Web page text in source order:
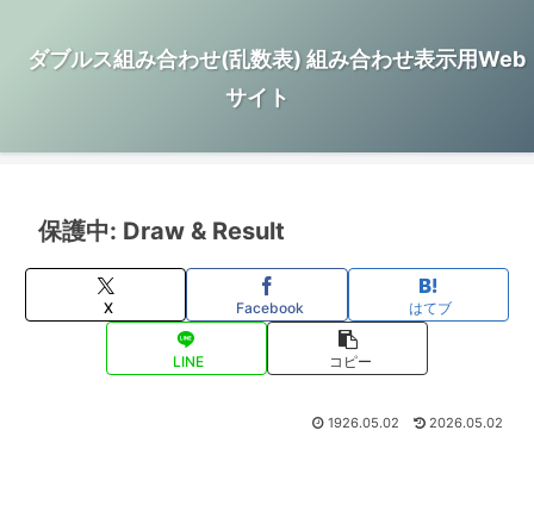
ダブルス組み合わせ(乱数表) 組み合わせ表示用Web
サイト
保護中: Draw & Result
X Facebook はてブ
LINE コピー
1926.05.02 2026.05.02